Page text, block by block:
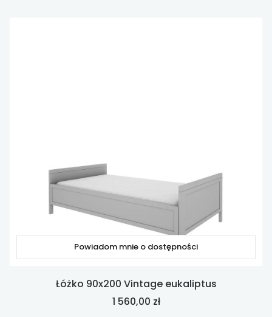
Powiadom mnie o dostępności
Łóżko 90x200 Vintage eukaliptus
Cena
1 560,00 zł